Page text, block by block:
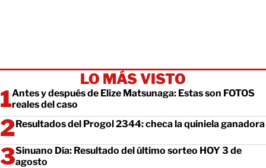
LO MÁS VISTO
Antes y después de Elize Matsunaga: Estas son FOTOS
reales del caso
Resultados del Progol 2344: checa la quiniela ganadora
Sinuano Día: Resultado del último sorteo HOY 3 de
agosto